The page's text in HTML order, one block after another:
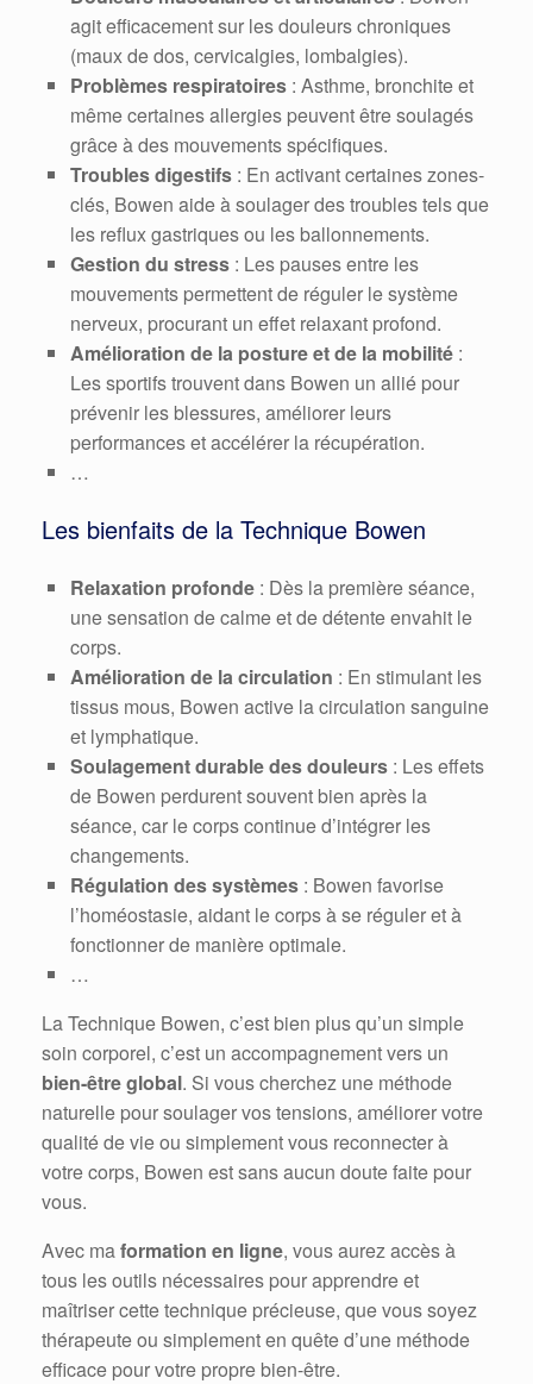
agit efficacement sur les douleurs chroniques
(maux de dos, cervicalgies, lombalgies).
Problèmes respiratoires : Asthme, bronchite et
même certaines allergies peuvent être soulagés
grâce à des mouvements spécifiques.
Troubles digestifs : En activant certaines zones-
clés, Bowen aide à soulager des troubles tels que
les reflux gastriques ou les ballonnements.
Gestion du stress : Les pauses entre les
mouvements permettent de réguler le système
nerveux, procurant un effet relaxant profond.
Amélioration de la posture et de la mobilité :
Les sportifs trouvent dans Bowen un allié pour
prévenir les blessures, améliorer leurs
performances et accélérer la récupération.
…
Les bienfaits de la Technique Bowen
Relaxation profonde : Dès la première séance,
une sensation de calme et de détente envahit le
corps.
Amélioration de la circulation : En stimulant les
tissus mous, Bowen active la circulation sanguine
et lymphatique.
Soulagement durable des douleurs : Les effets
de Bowen perdurent souvent bien après la
séance, car le corps continue d’intégrer les
changements.
Régulation des systèmes : Bowen favorise
l’homéostasie, aidant le corps à se réguler et à
fonctionner de manière optimale.
…
La Technique Bowen, c’est bien plus qu’un simple
soin corporel, c’est un accompagnement vers un
bien-être global. Si vous cherchez une méthode
naturelle pour soulager vos tensions, améliorer votre
qualité de vie ou simplement vous reconnecter à
votre corps, Bowen est sans aucun doute faite pour
vous.
Avec maformation en ligne, vous aurez accès à
tous les outils nécessaires pour apprendre et
maîtriser cette technique précieuse, que vous soyez
thérapeute ou simplement en quête d’une méthode
efficace pour votre propre bien-être.